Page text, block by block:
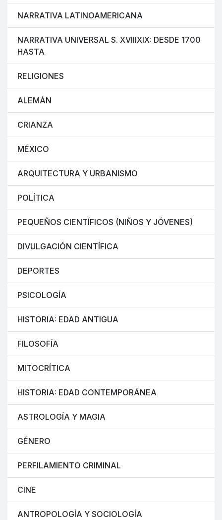
NARRATIVA LATINOAMERICANA
NARRATIVA UNIVERSAL S. XVIIIXIX: DESDE 1700
HASTA
RELIGIONES
ALEMÁN
CRIANZA
MÉXICO
ARQUITECTURA Y URBANISMO
POLÍTICA
PEQUEÑOS CIENTÍFICOS (NIÑOS Y JÓVENES)
DIVULGACIÓN CIENTÍFICA
DEPORTES
PSICOLOGÍA
HISTORIA: EDAD ANTIGUA
FILOSOFÍA
MITOCRÍTICA
HISTORIA: EDAD CONTEMPORÁNEA
ASTROLOGÍA Y MAGIA
GÉNERO
PERFILAMIENTO CRIMINAL
CINE
ANTROPOLOGÍA Y SOCIOLOGÍA